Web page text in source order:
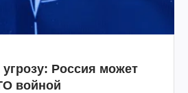
Россия может
войной